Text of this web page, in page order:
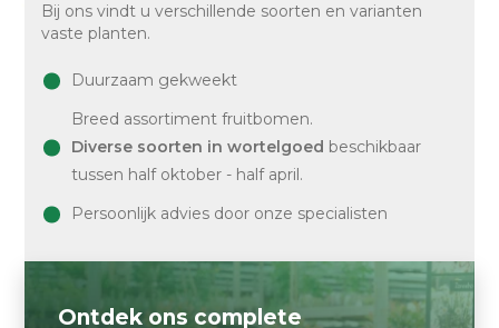
Bij ons vindt u verschillende soorten en varianten
vaste planten.
Duurzaam gekweekt
Breed assortiment fruitbomen.
Diverse soorten in wortelgoed beschikbaar
tussen half oktober - half april.
Persoonlijk advies door onze specialisten
Ontdek ons complete